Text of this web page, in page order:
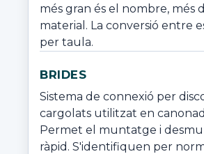
més gran és el nombre, més
material. La conversió entre
per taula.
BRIDES
Sistema de connexió per
cargolats utilitzat en
Permet el muntatge i
ràpid. S'identifiquen per